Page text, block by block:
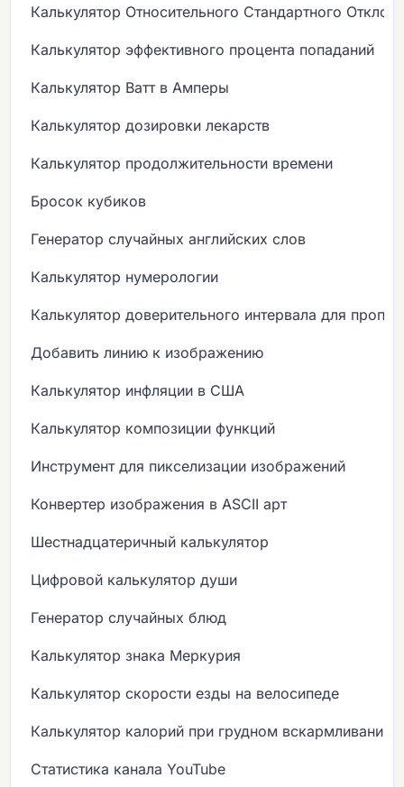
Калькулятор Относительного Стандартного
Калькулятор эффективного процента попаданий
Калькулятор Ватт в Амперы
Калькулятор дозировки лекарств
Калькулятор продолжительности времени
Бросок кубиков
Генератор случайных английских слов
Калькулятор нумерологии
Калькулятор доверительного интервала для
Добавить линию к изображению
Калькулятор инфляции в США
Калькулятор композиции функций
Инструмент для пикселизации изображений
Конвертер изображения в ASCII арт
Шестнадцатеричный калькулятор
Цифровой калькулятор души
Генератор случайных блюд
Калькулятор знака Меркурия
Калькулятор скорости езды на велосипеде
Калькулятор калорий при грудном вскармливании
Статистика канала YouTube